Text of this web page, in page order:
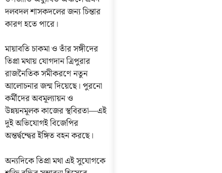
দলবদল শাসকদলের জন্য চিন্তার
কারণ হতে পারে।
মায়াবতি চাকমা ও তাঁর সঙ্গীদের
তিপ্রা মথায় যোগদান ত্রিপুরার
রাজনৈতিক সমীকরণে নতুন
আলোচনার জন্ম দিয়েছে। পুরনো
কর্মীদের অবমূল্যায়ন ও
উন্নয়নমূলক কাজের স্থবিরতা—এই
দুই অভিযোগই বিজেপির
অন্তর্দ্বন্দ্বের ইঙ্গিত বহন করছে।
অন্যদিকে তিপ্রা মথা এই সুযোগকে